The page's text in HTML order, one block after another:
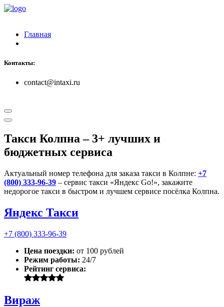
Главная
Контакты:
contact@intaxi.ru
Такси Колпна– 3+ лучших и
бюджетных сервиса
Актуальный номер телефона для заказа такси в Колпне: +7
(800) 333-96-39 – сервис такси «Яндекс Go!», закажите
недорогое такси в быстром и лучшем сервисе посёлка Колпна.
Яндекс Такси
+7 (800) 333-96-39
Цена поездки: от 100 рублей
Режим работы: 24/7
Рейтинг сервиса:
Вираж